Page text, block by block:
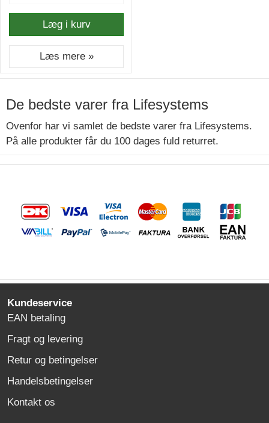
Læg i kurv
Læs mere »
De bedste varer fra Lifesystems
Ovenfor har vi samlet de bedste varer fra Lifesystems.
På alle produkter får du 100 dages fuld returret.
Kundeservice
EAN betaling
Fragt og levering
Retur og betingelser
Handelsbetingelser
Kontakt os